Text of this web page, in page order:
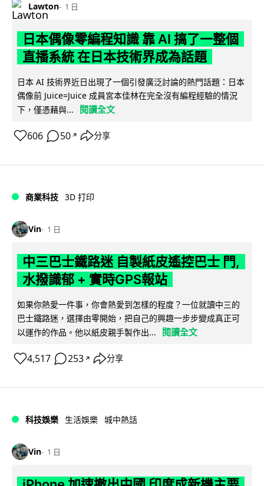
Lawton 1 日
日本偶像零編程知識 靠 AI 搞了一整個
直播系統 在日本技術界成為話題
日本 AI 技術界近日出現了一個引發廣泛討論的熱門話題：日本
偶像前 Juice=Juice 成員宮本佳林在完全沒有編程經驗的情況
下，僅憑藉與...
閱讀全文
606 50 ↗ 分享
商業科技 3D 打印
Vin 1 日
中三巴士鐵路迷 自製紙皮遙控巴士 門,
水撥識郁 + 實時GPS報站
如果你熱愛一件事，你會熱愛到怎樣的程度？一位就讀中三的
巴士鐵路迷，選擇由零開始，把自己的興趣一步步變成真正可
以運作的作品。他以紙皮親手製作出...
閱讀全文
4,517 253 ↗ 分享
科技娛樂 生活娛樂 城中熱話
Vin 1 日